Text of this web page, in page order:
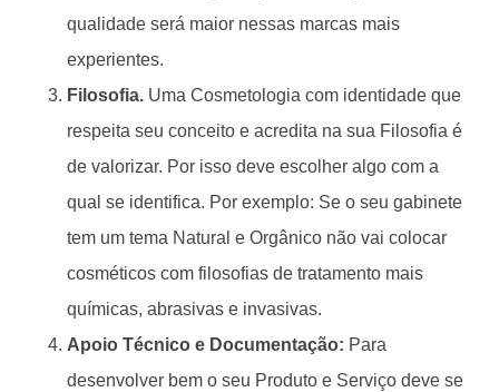
qualidade será maior nessas marcas mais
experientes.
Filosofia. Uma Cosmetologia com identidade que
respeita seu conceito e acredita na sua Filosofia é
de valorizar. Por isso deve escolher algo com a
qual se identifica. Por exemplo: Se o seu gabinete
tem um tema Natural e Orgânico não vai colocar
cosméticos com filosofias de tratamento mais
químicas, abrasivas e invasivas.
Apoio Técnico e Documentação: Para
desenvolver bem o seu Produto e Serviço deve se